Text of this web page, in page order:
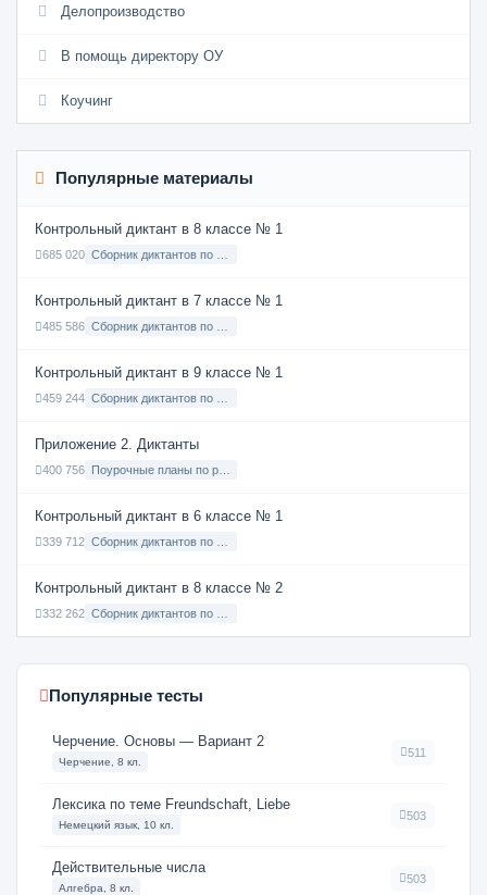
Делопроизводство
В помощь директору ОУ
Коучинг
Популярные материалы
Контрольный диктант в 8 классе № 1
685 020
Контрольный диктант в 7 классе № 1
485 586
Контрольный диктант в 9 классе № 1
459 244
Приложение 2. Диктанты
400 756
Контрольный диктант в 6 классе № 1
339 712
Контрольный диктант в 8 классе № 2
332 262
Популярные тесты
Черчение. Основы — Вариант 2
Черчение, 8 кл.
511
Лексика по теме Freundschaft, Liebe
Немецкий язык, 10 кл.
503
Действительные числа
Алгебра, 8 кл.
503